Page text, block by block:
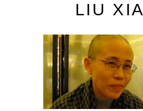
LIU XIA